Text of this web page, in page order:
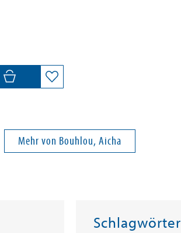
Mehr von Bouhlou, Aicha
Schlagwörter